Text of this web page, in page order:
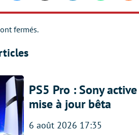
fermés.
PS5 Pro : Sony
mise à jour bêta
6 août 2026 17:35